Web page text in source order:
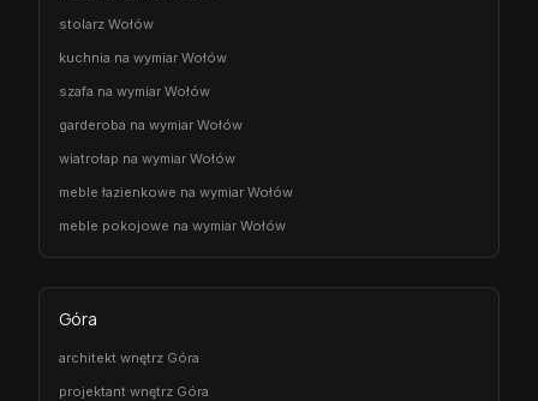
stolarz Wołów
kuchnia na wymiar Wołów
szafa na wymiar Wołów
garderoba na wymiar Wołów
wiatrołap na wymiar Wołów
meble łazienkowe na wymiar Wołów
meble pokojowe na wymiar Wołów
Góra
architekt wnętrz Góra
projektant wnętrz Góra